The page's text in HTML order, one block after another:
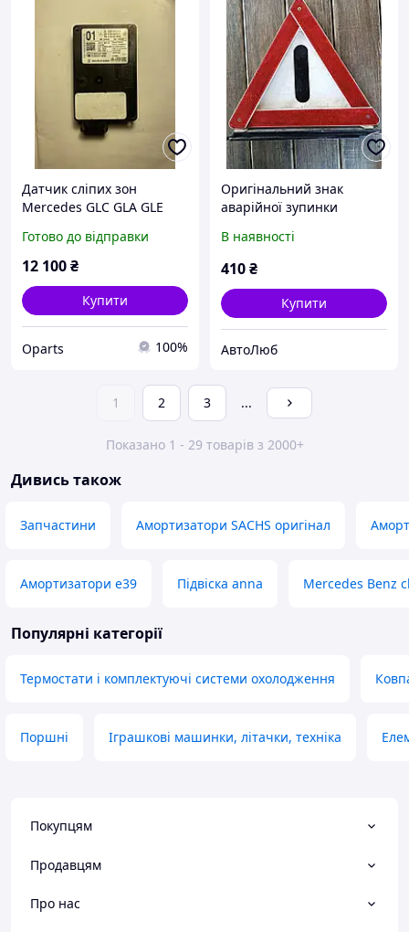
Датчик сліпих зон
Mercedes GLC GLA GLE
2025 б/у ORIGINAL
Готово до відправки
12 100₴
Купити
Oparts 100%
Оригінальний знак
аварійної зупинки
В наявності
410₴
Купити
АвтоЛюб
1 2 3 ...
Показано 1 - 29 товарів з 2000+
Дивись також
Запчастини Амортизатори SACHS оригінал
Амортизатори е39 Підвіска anna Mercedes Benz
Популярні категорії
Термостати і комплектуючі системи охолодження
Поршні Іграшкові машинки, літачки, техніка
Покупцям
Продавцям
Про нас